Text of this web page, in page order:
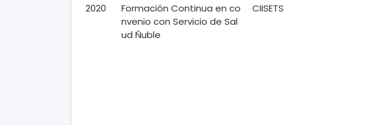
2020
Formación Continua en co
nvenio con Servicio de Sal
ud Ñuble
CIISETS